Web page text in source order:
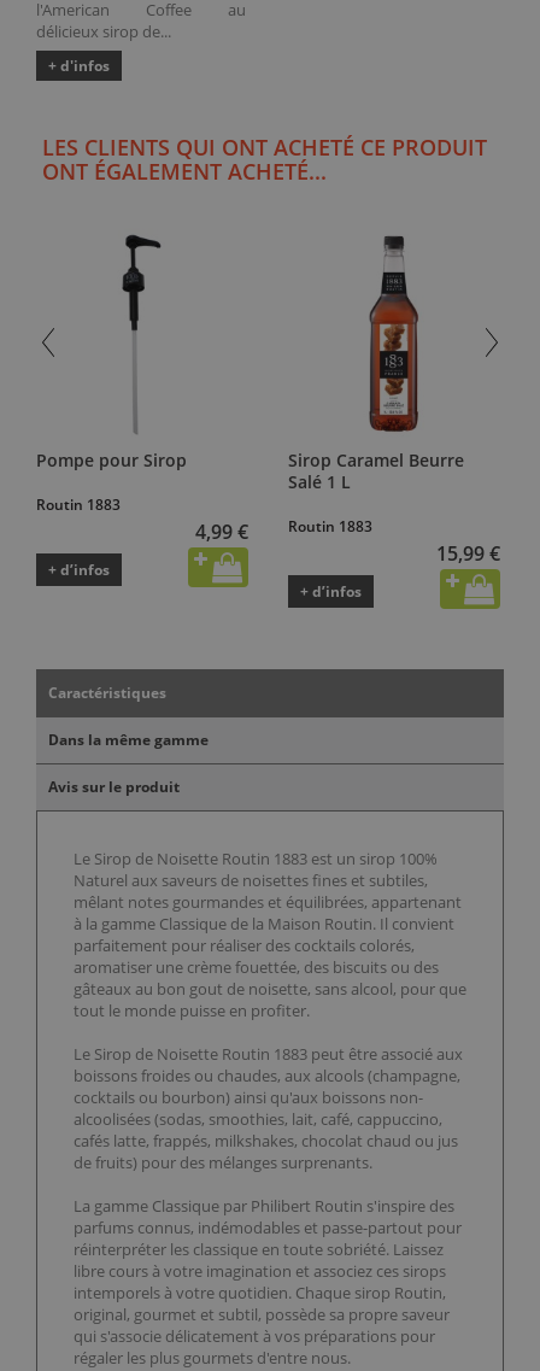
l'American Coffee au
délicieux sirop de...
+ d'infos
LES CLIENTS QUI ONT ACHETÉ CE PRODUIT
ONT ÉGALEMENT ACHETÉ...
Pompe pour Sirop
Routin 1883
4,99 €
+ d’infos
Sirop Caramel Beurre
Salé 1 L
Routin 1883
15,99 €
+ d’infos
Caractéristiques
Dans la même gamme
Avis sur le produit
Le Sirop de Noisette Routin 1883 est un sirop 100%
Naturel aux saveurs de noisettes fines et subtiles,
mêlant notes gourmandes et équilibrées, appartenant
à la gamme Classique de la Maison Routin. Il convient
parfaitement pour réaliser des cocktails colorés,
aromatiser une crème fouettée, des biscuits ou des
gâteaux au bon gout de noisette, sans alcool, pour que
tout le monde puisse en profiter.
Le Sirop de Noisette Routin 1883 peut être associé aux
boissons froides ou chaudes, aux alcools (champagne,
cocktails ou bourbon) ainsi qu'aux boissons non-
alcoolisées (sodas, smoothies, lait, café, cappuccino,
cafés latte, frappés, milkshakes, chocolat chaud ou jus
de fruits) pour des mélanges surprenants.
La gamme Classique par Philibert Routin s'inspire des
parfums connus, indémodables et passe-partout pour
réinterpréter les classique en toute sobriété. Laissez
libre cours à votre imagination et associez ces sirops
intemporels à votre quotidien. Chaque sirop Routin,
original, gourmet et subtil, possède sa propre saveur
qui s'associe délicatement à vos préparations pour
régaler les plus gourmets d'entre nous.